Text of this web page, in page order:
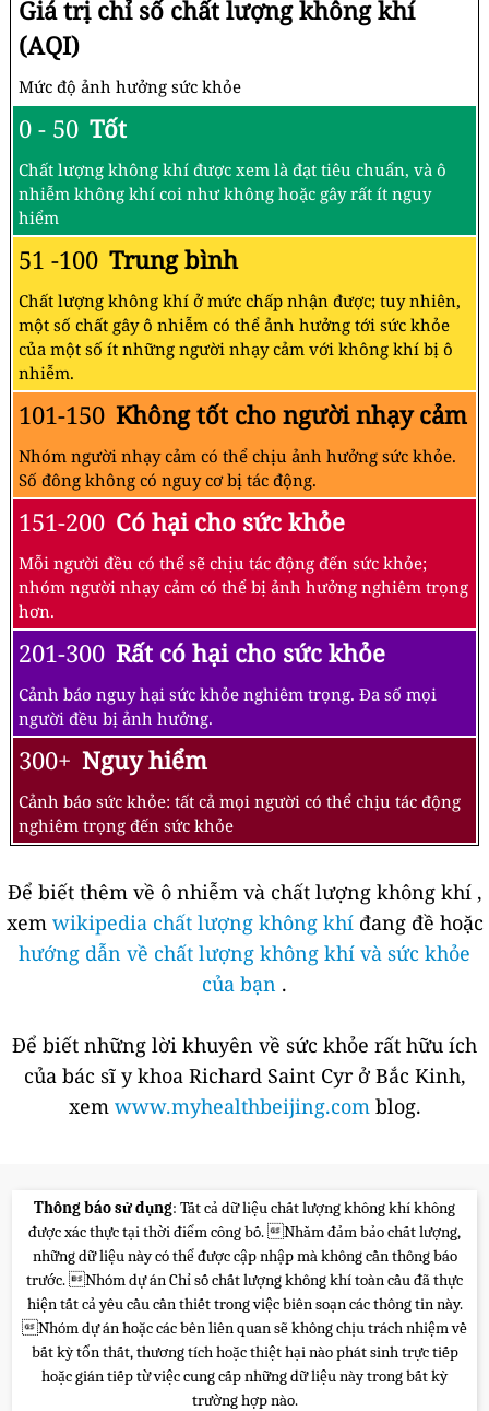
Giá trị chỉ số chất lượng không khí
(AQI)
Mức độ ảnh hưởng sức khỏe
0 - 50 Tốt
Chất lượng không khí được xem là đạt tiêu chuẩn, và ô
nhiễm không khí coi như không hoặc gây rất ít nguy
hiểm
51 -100 Trung bình
Chất lượng không khí ở mức chấp nhận được; tuy nhiên,
một số chất gây ô nhiễm có thể ảnh hưởng tới sức khỏe
của một số ít những người nhạy cảm với không khí bị ô
nhiễm.
101-150 Không tốt cho người nhạy cảm
Nhóm người nhạy cảm có thể chịu ảnh hưởng sức khỏe.
Số đông không có nguy cơ bị tác động.
151-200 Có hại cho sức khỏe
Mỗi người đều có thể sẽ chịu tác động đến sức khỏe;
nhóm người nhạy cảm có thể bị ảnh hưởng nghiêm trọng
hơn.
201-300 Rất có hại cho sức khỏe
Cảnh báo nguy hại sức khỏe nghiêm trọng. Đa số mọi
người đều bị ảnh hưởng.
300+ Nguy hiểm
Cảnh báo sức khỏe: tất cả mọi người có thể chịu tác động
nghiêm trọng đến sức khỏe
Để biết thêm về ô nhiễm và chất lượng không khí ,
xem wikipedia chất lượng không khíđang đề hoặc
hướng dẫn về chất lượng không khí và sức khỏe
của bạn .
Để biết những lời khuyên về sức khỏe rất hữu ích
của bác sĩ y khoa Richard Saint Cyr ở Bắc Kinh,
xem www.myhealthbeijing.com blog.
Thông báo sử dụng: Tất cả dữ liệu chất lượng không khí không
được xác thực tại thời điểm công bố. Nhằm đảm bảo chất lượng,
những dữ liệu này có thể được cập nhập mà không cần thông báo
trước. Nhóm dự án Chỉ số chất lượng không khí toàn cầu đã thực
hiện tất cả yêu cầu cần thiết trong việc biên soạn các thông tin này.
Nhóm dự án hoặc các bên liên quan sẽ không chịu trách nhiệm về
bất kỳ tổn thất, thương tích hoặc thiệt hại nào phát sinh trực tiếp
hoặc gián tiếp từ việc cung cấp những dữ liệu này trong bất kỳ
trường hợp nào.